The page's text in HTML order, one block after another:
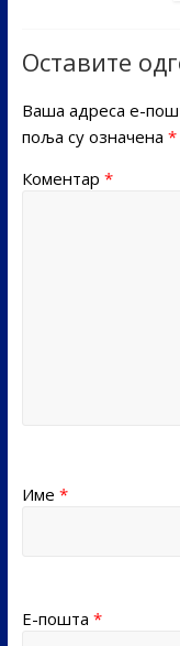
Оставите
Ваша адреса е-
поља су означена *
Коментар *
Име *
Е-пошта *